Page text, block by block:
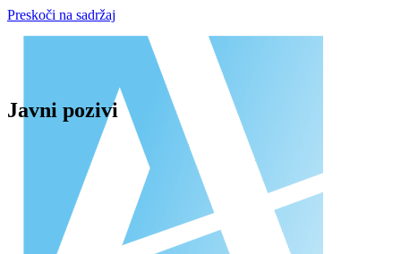
Preskoči na sadržaj
Javni pozivi